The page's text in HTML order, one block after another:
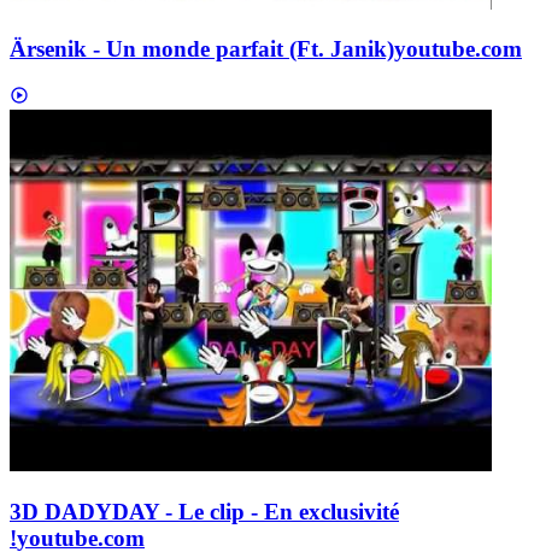
Ärsenik - Un monde parfait (Ft. Janik)youtube.com
3D DADYDAY - Le clip - En exclusivité
!youtube.com